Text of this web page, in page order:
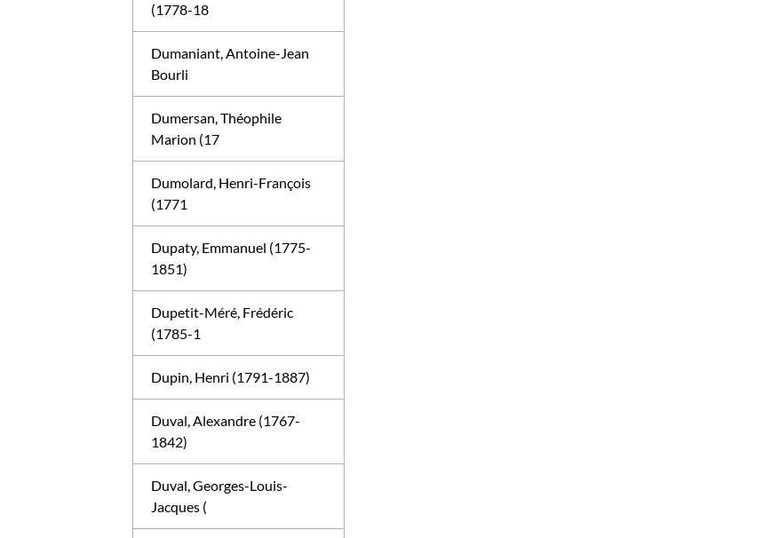
(1778-18
Dumaniant, Antoine-Jean
Bourli
Dumersan, Théophile
Marion (17
Dumolard, Henri-François
(1771
Dupaty, Emmanuel (1775-
1851)
Dupetit-Méré, Frédéric
(1785-1
Dupin, Henri (1791-1887)
Duval, Alexandre (1767-
1842)
Duval, Georges-Louis-
Jacques (